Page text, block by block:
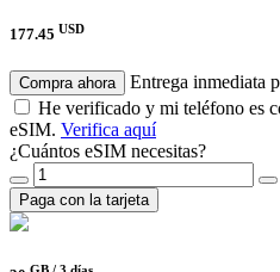
177.45 USD
Compra ahora
Entrega inmediata
He verificado y mi teléfono es
eSIM. Verifica aquí
¿Cuántos eSIM necesitas?
Paga con la tarjeta